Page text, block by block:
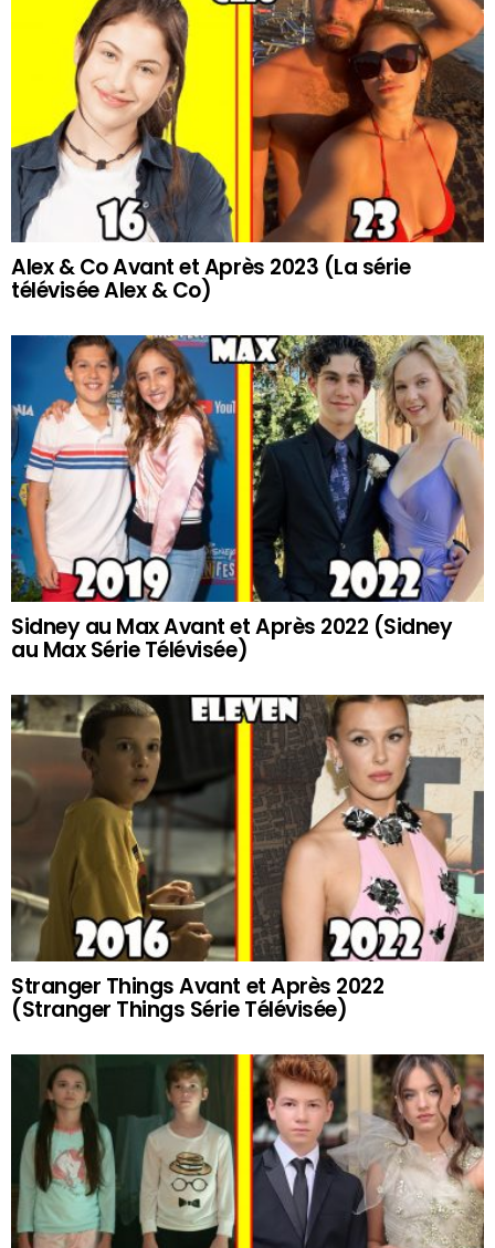
Alex & Co Avant et Après 2023 (La série
télévisée Alex & Co)
Sidney au Max Avant et Après 2022 (Sidney
au Max Série Télévisée)
Stranger Things Avant et Après 2022
(Stranger Things Série Télévisée)